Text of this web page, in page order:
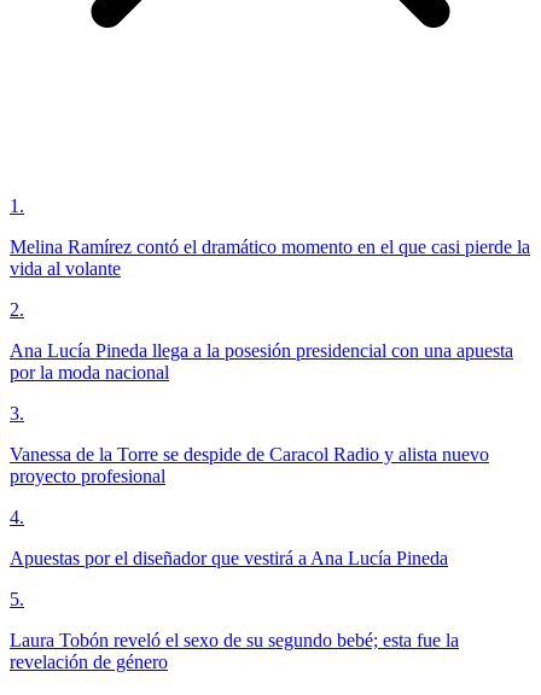
1 .
Melina Ramírez contó el dramático momento en el que casi pierde la
vida al volante
2.
Ana Lucía Pineda llega a la posesión presidencial con una apuesta
por la moda nacional
3.
Vanessa de la Torre se despide de Caracol Radio y alista nuevo
proyecto profesional
4.
Apuestas por el diseñador que vestirá a Ana Lucía Pineda
5.
Laura Tobón reveló el sexo de su segundo bebé; esta fue la
revelación de género